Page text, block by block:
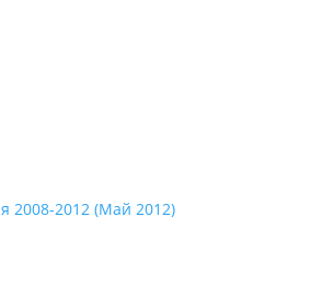
2008-2012 (Май 2012)